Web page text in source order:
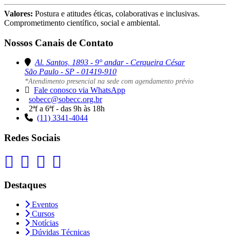
Valores: Postura e atitudes éticas, colaborativas e inclusivas.
Comprometimento científico, social e ambiental.
Nossos Canais de Contato
Al. Santos, 1893 - 9° andar - Cerqueira César
São Paulo - SP - 01419-910
*Atendimento presencial na sede com agendamento prévio
Fale conosco via WhatsApp
sobecc@sobecc.org.br
2ªf a 6ªf - das 9h às 18h
(11) 3341-4044
Redes Sociais
Destaques
Eventos
Cursos
Notícias
Dúvidas Técnicas